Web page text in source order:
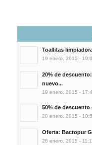
Toallitas
19 enero, 2015 -
20% de
nuevo...
19 enero, 2015 -
50% de descuento
20 enero, 2015 -
Oferta: Bactopur
28 enero, 2015 -